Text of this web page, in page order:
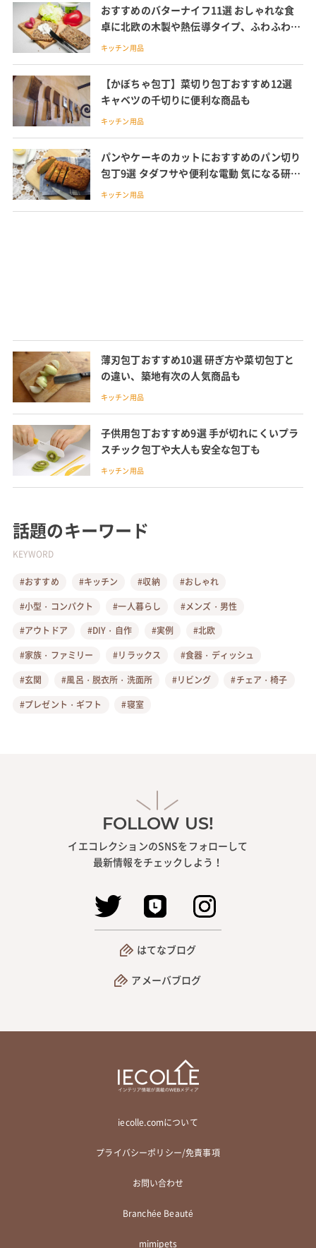
おすすめのバターナイフ11選 おしゃれな食
卓に北欧の木製や熱伝導タイプ、ふわふわに
削れる波型バターナイフ紹介
キッチン用品
【かぼちゃ包丁】菜切り包丁おすすめ12選
キャベツの千切りに便利な商品も
キッチン用品
パンやケーキのカットにおすすめのパン切り
包丁9選 タダフサや便利な電動 気になる研ぎ
方も解説
キッチン用品
薄刃包丁おすすめ10選 研ぎ方や菜切包丁と
の違い、築地有次の人気商品も
キッチン用品
子供用包丁おすすめ9選 手が切れにくいプラ
スチック包丁や大人も安全な包丁も
キッチン用品
話題のキーワード
KEYWORD
#おすすめ #キッチン #収納
#おしゃれ
#小型・コンパクト
#一人暮らし
#メンズ・男性
#アウトドア
#DIY・自作 #実例
#北欧
#家族・ファミリー
#リラックス
#食器・ディッシュ
#玄関
#風呂・脱衣所・洗面所 #リビング
#チェア・椅子
#プレゼント・ギフト
#寝室
FOLLOW US!
イエコレクションのSNSをフォローして
最新情報をチェックしよう！
はてなブログ
アメーバブログ
iecolle.comについて
プライバシーポリシー/免責事項
お問い合わせ
Branchée Beauté
mimipets